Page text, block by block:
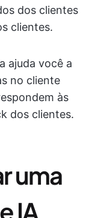
dos clientes
clientes.
ajuda você a
no cliente
às
dos clientes.
uma
IA